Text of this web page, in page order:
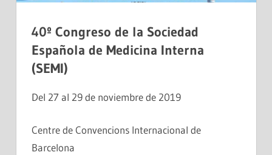
40º Congreso de la Sociedad
Española de Medicina Interna
(SEMI)
Del 27 al 29 de noviembre de 2019
Centre de Convencions Internacional de
Barcelona